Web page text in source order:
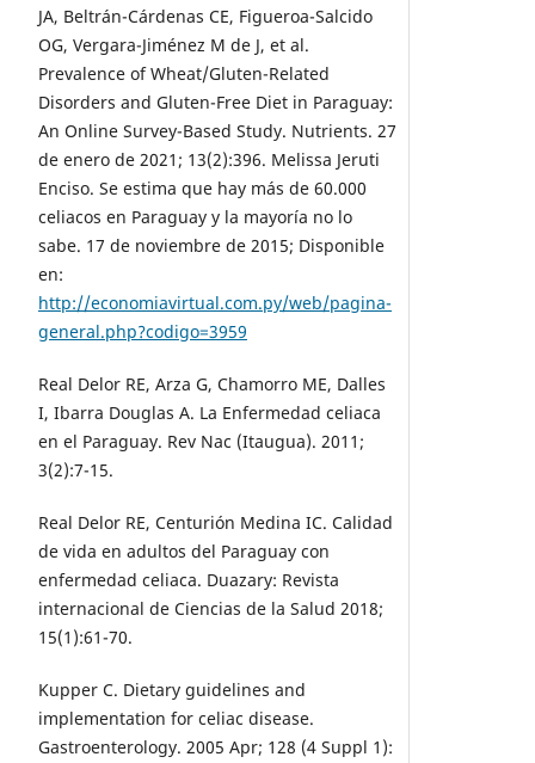
JA, Beltrán-Cárdenas CE, Figueroa-Salcido
OG, Vergara-Jiménez M de J, et al.
Prevalence of Wheat/Gluten-Related
Disorders and Gluten-Free Diet in Paraguay:
An Online Survey-Based Study. Nutrients. 27
de enero de 2021; 13(2):396. Melissa Jeruti
Enciso. Se estima que hay más de 60.000
celiacos en Paraguay y la mayoría no lo
sabe. 17 de noviembre de 2015; Disponible
en:
http://economiavirtual.com.py/web/pagina-
general.php?codigo=3959
Real Delor RE, Arza G, Chamorro ME, Dalles
I, Ibarra Douglas A. La Enfermedad celiaca
en el Paraguay. Rev Nac (Itaugua). 2011;
3(2):7-15.
Real Delor RE, Centurión Medina IC. Calidad
de vida en adultos del Paraguay con
enfermedad celiaca. Duazary: Revista
internacional de Ciencias de la Salud 2018;
15(1):61-70.
Kupper C. Dietary guidelines and
implementation for celiac disease.
Gastroenterology. 2005 Apr; 128 (4 Suppl 1):